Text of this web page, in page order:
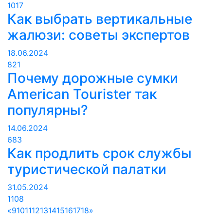
1017
Как выбрать вертикальные
жалюзи: советы экспертов
18.06.2024
821
Почему дорожные сумки
American Tourister так
популярны?
14.06.2024
683
Как продлить срок службы
туристической палатки
31.05.2024
1108
«9101112131415161718»